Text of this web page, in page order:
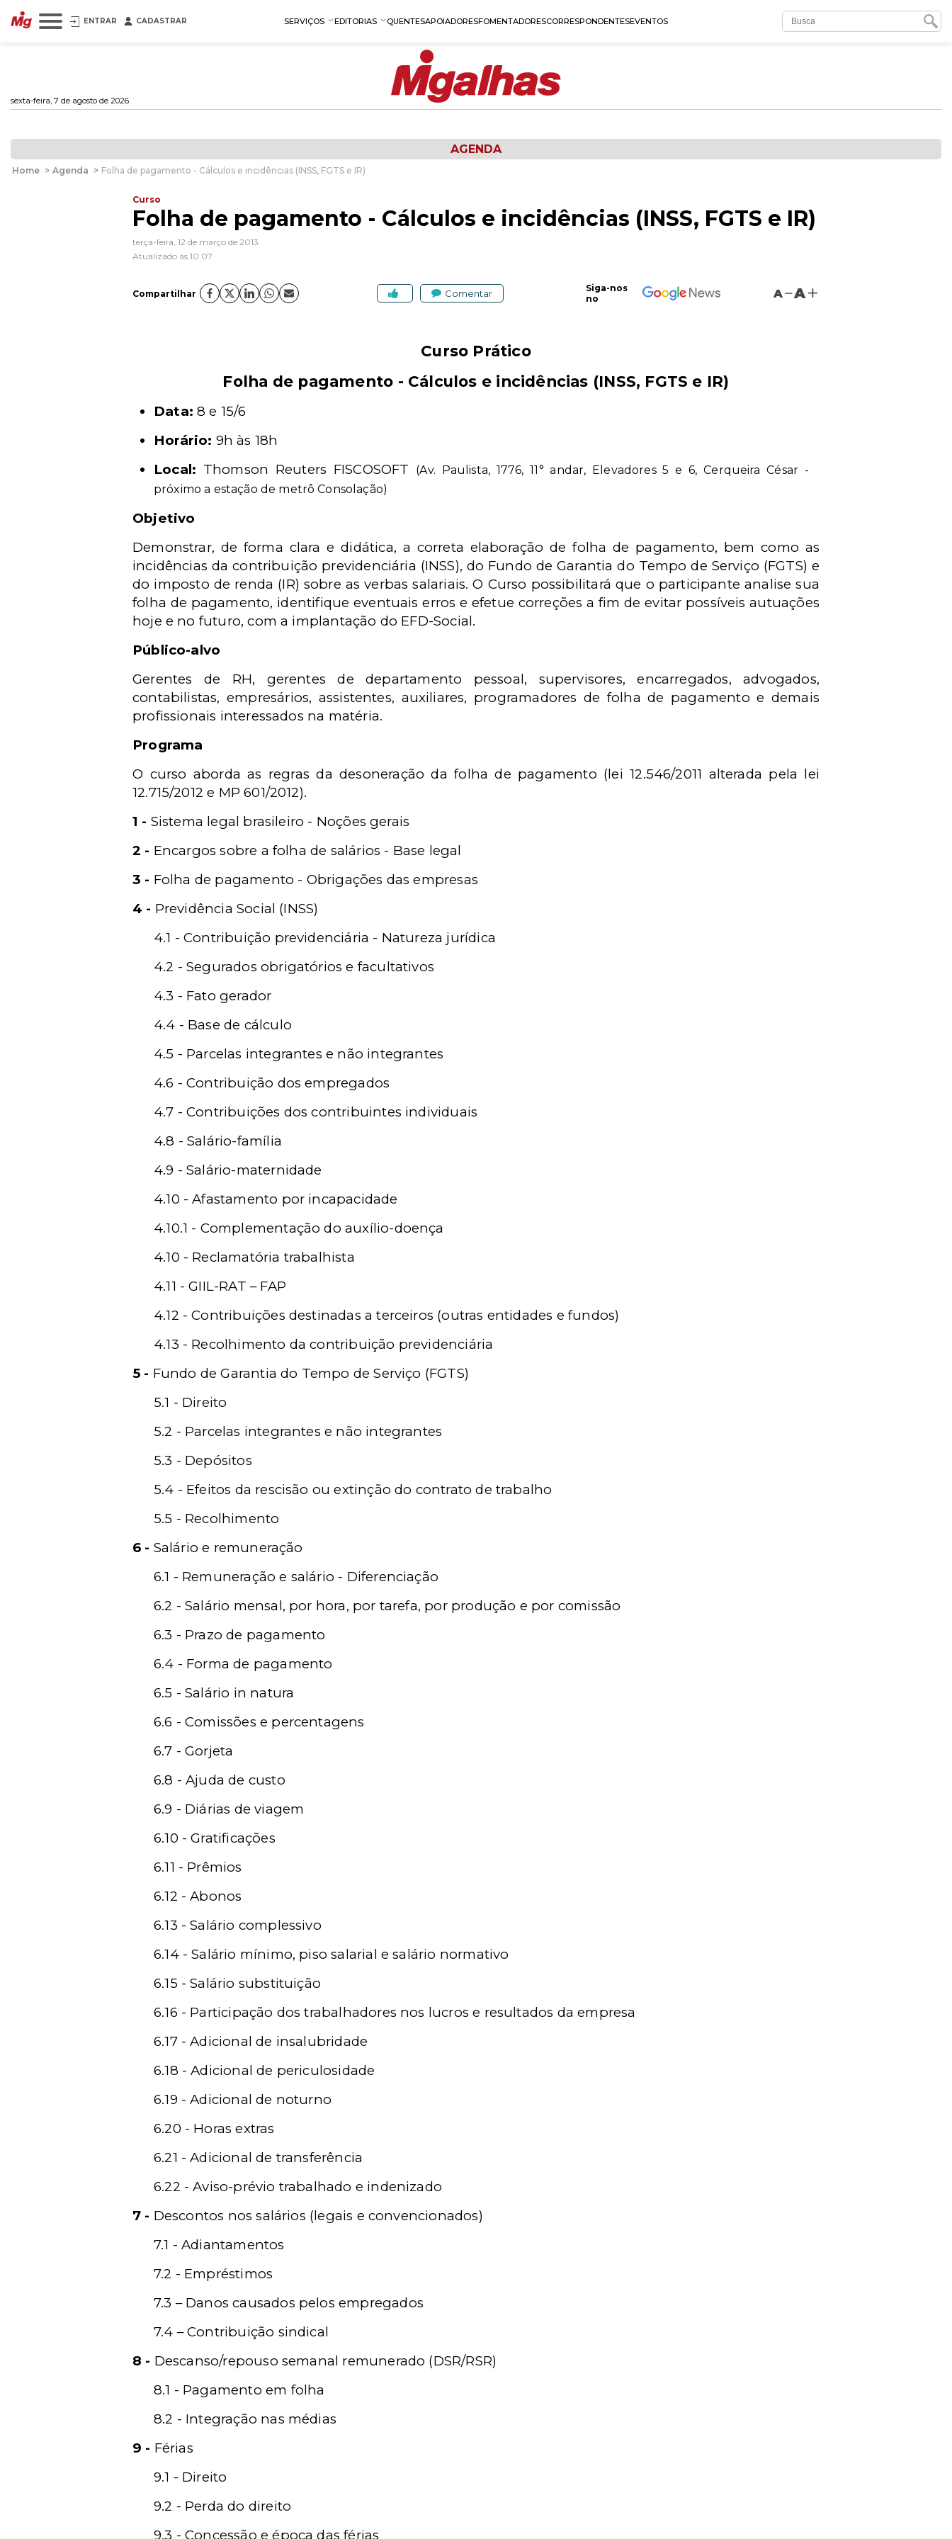
ENTRAR CADASTRAR SERVIÇOS EDITORIAS QUENTESAPOIADORESFOMENTADORESCORRESPONDENTESEVENTOS
sexta-feira, 7 de agosto de 2026
AGENDA
Home > Agenda > Folha de pagamento - Cálculos e incidências (INSS, FGTS e IR)
Curso
Folha de pagamento - Cálculos e incidências (INSS, FGTS e IR)
terça-feira, 12 de março de 2013
Atualizado às 10:07
Compartilhar Comentar
Siga-nos
no
A A
Curso Prático
Folha de pagamento - Cálculos e incidências (INSS, FGTS e IR)
Data: 8 e 15/6
Horário: 9h às 18h
Local: Thomson Reuters FISCOSOFT
(Av. Paulista, 1776, 11° andar, Elevadores 5 e 6, Cerqueira César -
próximo a estação de metrô Consolação)
Objetivo
Demonstrar, de forma clara e didática, a correta elaboração de folha de pagamento, bem como as
incidências da contribuição previdenciária (INSS), do Fundo de Garantia do Tempo de Serviço (FGTS) e
do imposto de renda (IR) sobre as verbas salariais. O Curso possibilitará que o participante analise sua
folha de pagamento, identifique eventuais erros e efetue correções a fim de evitar possíveis autuações
hoje e no futuro, com a implantação do EFD-Social.
Público-alvo
Gerentes de RH, gerentes de departamento pessoal, supervisores, encarregados, advogados,
contabilistas, empresários, assistentes, auxiliares, programadores de folha de pagamento e demais
profissionais interessados na matéria.
Programa
O curso aborda as regras da desoneração da folha de pagamento (lei 12.546/2011 alterada pela lei
12.715/2012 e MP 601/2012).
1 - Sistema legal brasileiro - Noções gerais
2 - Encargos sobre a folha de salários - Base legal
3 - Folha de pagamento - Obrigações das empresas
4 - Previdência Social (INSS)
4.1 - Contribuição previdenciária - Natureza jurídica
4.2 - Segurados obrigatórios e facultativos
4.3 - Fato gerador
4.4 - Base de cálculo
4.5 - Parcelas integrantes e não integrantes
4.6 - Contribuição dos empregados
4.7 - Contribuições dos contribuintes individuais
4.8 - Salário-família
4.9 - Salário-maternidade
4.10 - Afastamento por incapacidade
4.10.1 - Complementação do auxílio-doença
4.10 - Reclamatória trabalhista
4.11 - GIIL-RAT – FAP
4.12 - Contribuições destinadas a terceiros (outras entidades e fundos)
4.13 - Recolhimento da contribuição previdenciária
5 - Fundo de Garantia do Tempo de Serviço (FGTS)
5.1 - Direito
5.2 - Parcelas integrantes e não integrantes
5.3 - Depósitos
5.4 - Efeitos da rescisão ou extinção do contrato de trabalho
5.5 - Recolhimento
6 - Salário e remuneração
6.1 - Remuneração e salário - Diferenciação
6.2 - Salário mensal, por hora, por tarefa, por produção e por comissão
6.3 - Prazo de pagamento
6.4 - Forma de pagamento
6.5 - Salário in natura
6.6 - Comissões e percentagens
6.7 - Gorjeta
6.8 - Ajuda de custo
6.9 - Diárias de viagem
6.10 - Gratificações
6.11 - Prêmios
6.12 - Abonos
6.13 - Salário complessivo
6.14 - Salário mínimo, piso salarial e salário normativo
6.15 - Salário substituição
6.16 - Participação dos trabalhadores nos lucros e resultados da empresa
6.17 - Adicional de insalubridade
6.18 - Adicional de periculosidade
6.19 - Adicional de noturno
6.20 - Horas extras
6.21 - Adicional de transferência
6.22 - Aviso-prévio trabalhado e indenizado
7 - Descontos nos salários (legais e convencionados)
7.1 - Adiantamentos
7.2 - Empréstimos
7.3 – Danos causados pelos empregados
7.4 – Contribuição sindical
8 - Descanso/repouso semanal remunerado (DSR/RSR)
8.1 - Pagamento em folha
8.2 - Integração nas médias
9 - Férias
9.1 - Direito
9.2 - Perda do direito
9.3 - Concessão e época das férias